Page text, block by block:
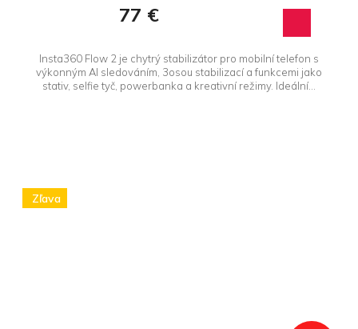
77 €
Insta360 Flow 2 je chytrý stabilizátor pro mobilní telefon s
výkonným AI sledováním, 3osou stabilizací a funkcemi jako
stativ, selfie tyč, powerbanka a kreativní režimy. Ideální...
Zľava